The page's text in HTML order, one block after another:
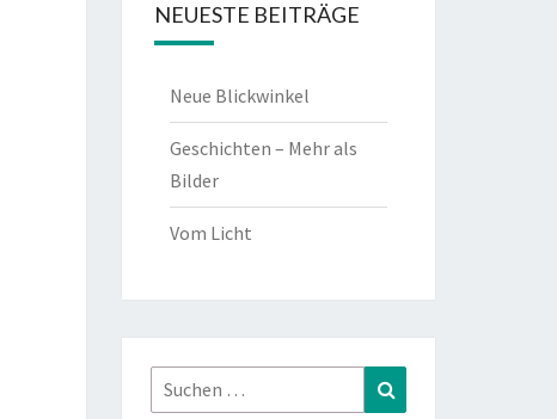
NEUESTE BEITRÄGE
Neue Blickwinkel
Geschichten – Mehr als
Bilder
Vom Licht
Suchen
nach: